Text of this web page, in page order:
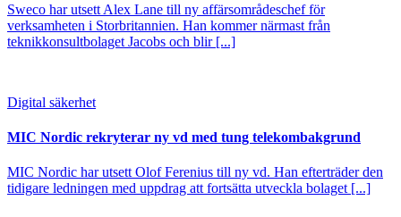
Sweco har utsett Alex Lane till ny affärsområdeschef för
verksamheten i Storbritannien. Han kommer närmast från
teknikkonsultbolaget Jacobs och blir [...]
Digital säkerhet
MIC Nordic rekryterar ny vd med tung telekombakgrund
MIC Nordic har utsett Olof Ferenius till ny vd. Han efterträder den
tidigare ledningen med uppdrag att fortsätta utveckla bolaget [...]